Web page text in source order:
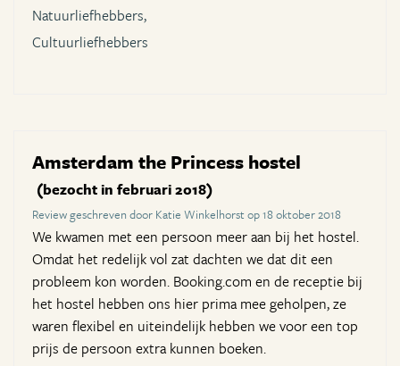
Natuurliefhebbers,
Cultuurliefhebbers
Amsterdam the Princess hostel
(bezocht in februari 2018)
Review geschreven door Katie Winkelhorst op 18 oktober 2018
We kwamen met een persoon meer aan bij het hostel.
Omdat het redelijk vol zat dachten we dat dit een
probleem kon worden. Booking.com en de receptie bij
het hostel hebben ons hier prima mee geholpen, ze
waren flexibel en uiteindelijk hebben we voor een top
prijs de persoon extra kunnen boeken.